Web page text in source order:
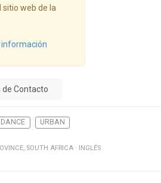
sitio web de la
información
de Contacto
DANCE URBAN
, SOUTH AFRICA · INGLÉS